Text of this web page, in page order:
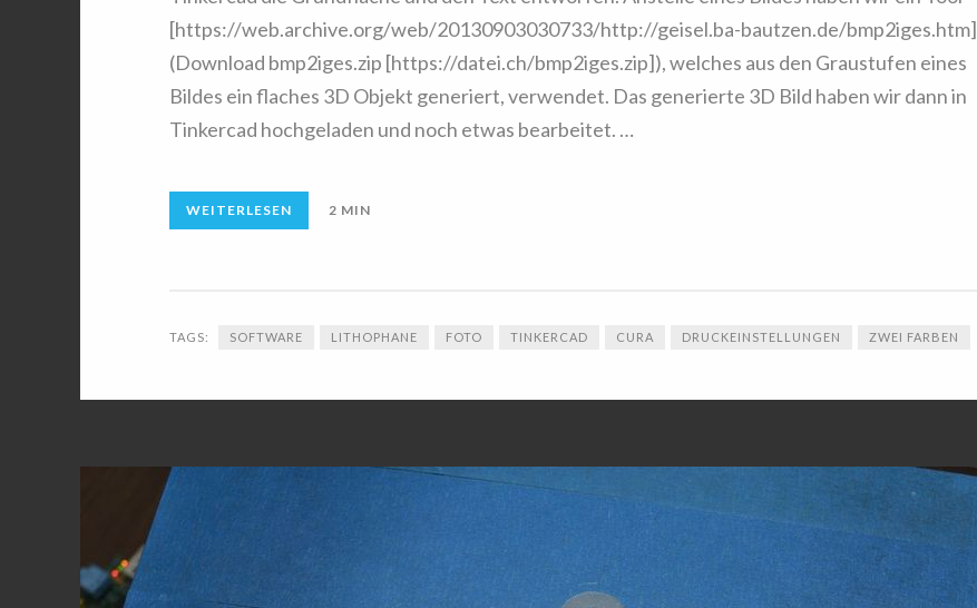
[https://web.archive.org/web/20130903030733/http://geisel.ba-bautzen.de/bmp2iges.htm]
(Download bmp2iges.zip [https://datei.ch/bmp2iges.zip]), welches aus den Graustufen eines
Bildes ein flaches 3D Objekt generiert, verwendet. Das generierte 3D Bild haben wir dann in
Tinkercad hochgeladen und noch etwas bearbeitet. …
WEITERLESEN 2 MIN
TAGS: SOFTWARE LITHOPHANE FOTO TINKERCAD CURA DRUCKEINSTELLUNGEN ZWEI FARBEN